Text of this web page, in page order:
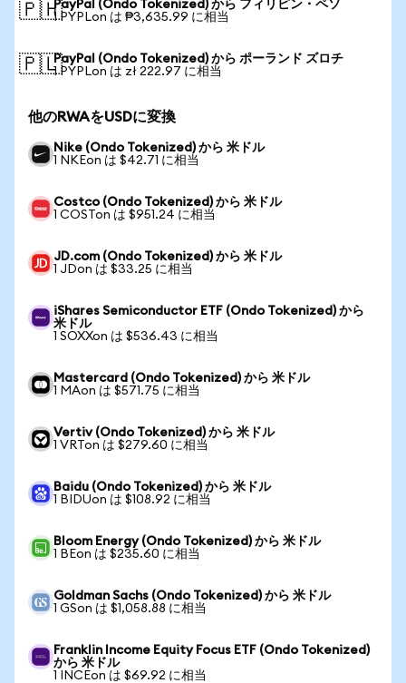
🇵🇭PayPal (Ondo Tokenized) から フィリピン・ペソ
1 PYPLon は ₱3,635.99 に相当
🇵🇱PayPal (Ondo Tokenized) から ポーランド ズロチ
1 PYPLon は zł 222.97 に相当
他のRWAをUSDに変換
Nike (Ondo Tokenized) から 米ドル
1 NKEon は $42.71 に相当
Costco (Ondo Tokenized) から 米ドル
1 COSTon は $951.24 に相当
JD.com (Ondo Tokenized) から 米ドル
1 JDon は $33.25 に相当
iShares Semiconductor ETF (Ondo Tokenized) から
米ドル
1 SOXXon は $536.43 に相当
Mastercard (Ondo Tokenized) から 米ドル
1 MAon は $571.75 に相当
Vertiv (Ondo Tokenized) から 米ドル
1 VRTon は $279.60 に相当
Baidu (Ondo Tokenized) から 米ドル
1 BIDUon は $108.92 に相当
Bloom Energy (Ondo Tokenized) から 米ドル
1 BEon は $235.60 に相当
Goldman Sachs (Ondo Tokenized) から 米ドル
1 GSon は $1,058.88 に相当
Franklin Income Equity Focus ETF (Ondo Tokenized)
から 米ドル
1 INCEon は $69.92 に相当